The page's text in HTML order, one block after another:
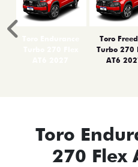
Toro
Turbo 270
AT6
Anterior
Toro
270 Flex